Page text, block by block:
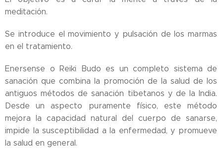
meditación.
Se introduce el movimiento y pulsación de los marmas
en el tratamiento.
Enersense o Reiki Budo es un completo sistema de
sanación que combina la promoción de la salud de los
antiguos métodos de sanación tibetanos y de la India.
Desde un aspecto puramente físico, este método
mejora la capacidad natural del cuerpo de sanarse,
impide la susceptibilidad a la enfermedad, y promueve
la salud en general.